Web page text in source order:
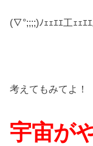
(∇°;;;;)ﾉｪｪｴｴ工ｪｪｴ
考えてもみてよ！
宇宙が